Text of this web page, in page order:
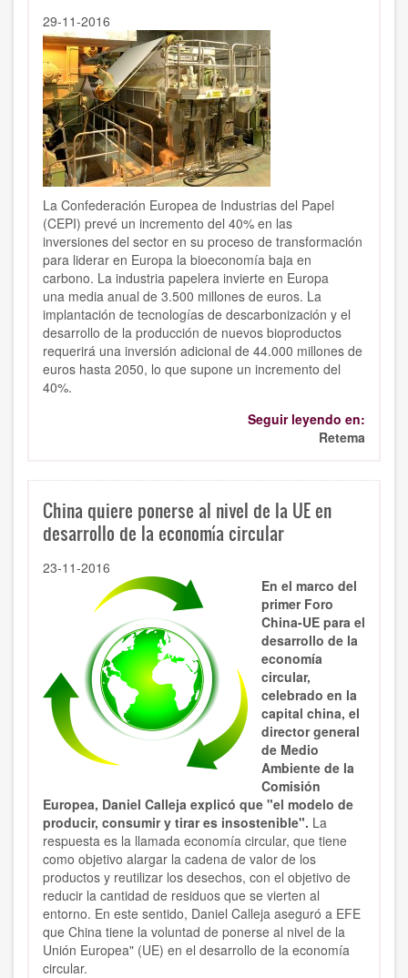
29-11-2016
La Confederación Europea de Industrias del Papel
(CEPI) prevé un incremento del 40% en las
inversiones del sector en su proceso de transformación
para liderar en Europa la bioeconomía baja en
carbono. La industria papelera invierte en Europa
una media anual de 3.500 millones de euros. La
implantación de tecnologías de descarbonización y el
desarrollo de la producción de nuevos bioproductos
requerirá una inversión adicional de 44.000 millones de
euros hasta 2050, lo que supone un incremento del
40%.
Seguir leyendo en:
Retema
China quiere ponerse al nivel de la UE en
desarrollo de la economía circular
23-11-2016
En el marco del
primer Foro
China-UE para el
desarrollo de la
economía
circular,
celebrado en la
capital china, el
director general
de Medio
Ambiente de la
Comisión
Europea, Daniel Calleja explicó que "el modelo de
producir, consumir y tirar es insostenible". La
respuesta es la llamada economía circular, que tiene
como objetivo alargar la cadena de valor de los
productos y reutilizar los desechos, con el objetivo de
reducir la cantidad de residuos que se vierten al
entorno. En este sentido, Daniel Calleja aseguró a EFE
que China tiene la voluntad de ponerse al nivel de la
Unión Europea" (UE) en el desarrollo de la economía
circular.